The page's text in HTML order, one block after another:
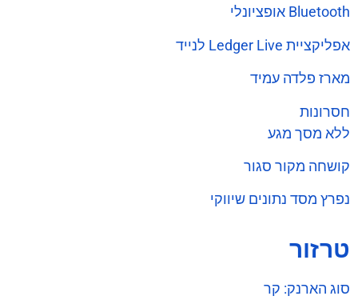
Bluetooth אופציונלי
אפליקציית Ledger Live לנייד
מארז פלדה עמיד
חסרונות
ללא מסך מגע
קושחה מקור סגור
נפרץ מסד נתונים שיווקי
טרזור
סוג הארנק: קר